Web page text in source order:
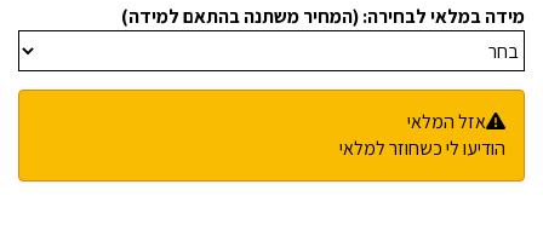
מידה במלאי לבחירה: (המחיר משתנה בהתאם למידה)
אזל המלאי
הודיעו לי כשחוזר למלאי